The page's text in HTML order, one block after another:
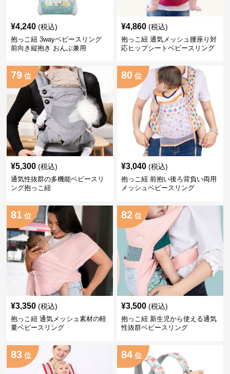
¥4,240 (税込)
抱っこ紐 3wayベビースリング
前向き縦抱き おんぶ兼用
¥4,860 (税込)
抱っこ紐 通気メッシュ腰座り対
応ヒップシートベビースリング
79 位
¥5,300 (税込)
通気性抜群の多機能ベビースリ
ング抱っこ紐
80 位
¥3,040 (税込)
抱っこ紐 前抱い後ろ背負い両用
メッシュベビースリング
81 位
¥3,350 (税込)
抱っこ紐 通気メッシュ素材の軽
量ベビースリング
82 位
¥3,500 (税込)
抱っこ紐 新生児から使える通気
性抜群ベビースリング
83 位 84 位